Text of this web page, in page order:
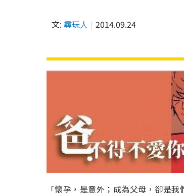
文: 尋玩人 2014.09.24
「懷孕，是意外；成為父母，卻是我